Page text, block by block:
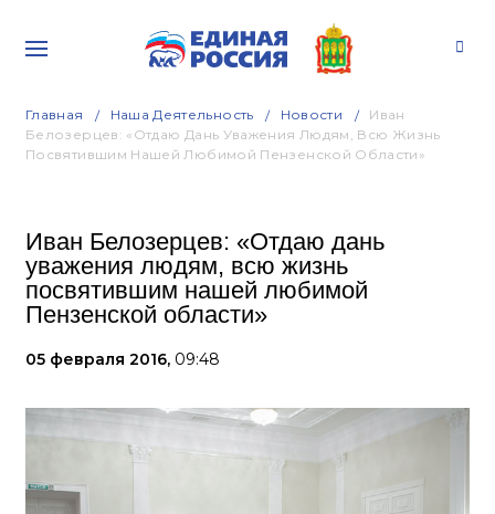
Главная Наша Деятельность Новости
Иван
Белозерцев: «Отдаю Дань Уважения Людям, Всю Жизнь
Посвятившим Нашей Любимой Пензенской Области»
Иван Белозерцев: «Отдаю дань
уважения людям, всю жизнь
посвятившим нашей любимой
Пензенской области»
05 февраля 2016, 09:48